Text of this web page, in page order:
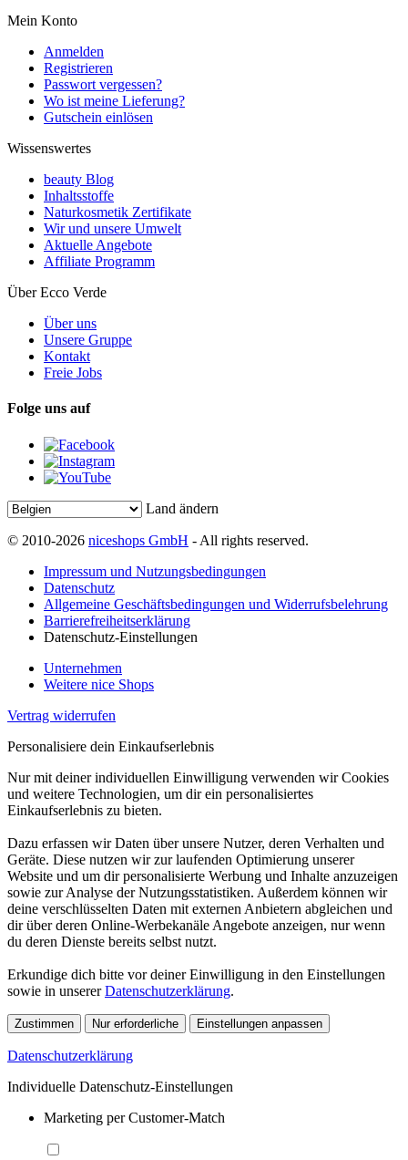
Mein Konto
Anmelden
Registrieren
Passwort vergessen?
Wo ist meine Lieferung?
Gutschein einlösen
Wissenswertes
beauty Blog
Inhaltsstoffe
Naturkosmetik Zertifikate
Wir und unsere Umwelt
Aktuelle Angebote
Affiliate Programm
Über Ecco Verde
Über uns
Unsere Gruppe
Kontakt
Freie Jobs
Folge uns auf
Land ändern
© 2010-2026 niceshops GmbH - All rights reserved.
Impressum und Nutzungsbedingungen
Datenschutz
Allgemeine Geschäftsbedingungen und Widerrufsbelehrung
Barrierefreiheitserklärung
Datenschutz-Einstellungen
Unternehmen
Weitere nice Shops
Vertrag widerrufen
Personalisiere dein Einkaufserlebnis
Nur mit deiner individuellen Einwilligung verwenden wir Cookies
und weitere Technologien, um dir ein personalisiertes
Einkaufserlebnis zu bieten.
Dazu erfassen wir Daten über unsere Nutzer, deren Verhalten und
Geräte. Diese nutzen wir zur laufenden Optimierung unserer
Website und um dir personalisierte Werbung und Inhalte anzuzeigen
sowie zur Analyse der Nutzungsstatistiken. Außerdem können wir
deine verschlüsselten Daten mit externen Anbietern abgleichen und
dir über deren Online-Werbekanäle Angebote anzeigen, nur wenn
du deren Dienste bereits selbst nutzt.
Erkundige dich bitte vor deiner Einwilligung in den Einstellungen
sowie in unsererDatenschutzerklärung.
Zustimmen Nur erforderliche Einstellungen anpassen
Datenschutzerklärung
Individuelle Datenschutz-Einstellungen
Marketing per Customer-Match